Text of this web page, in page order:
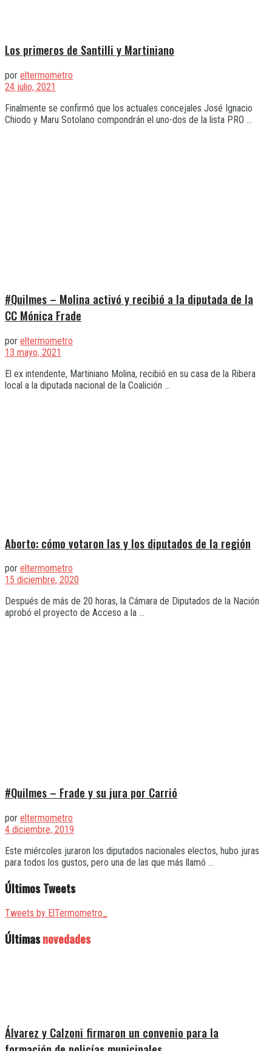
Los primeros de Santilli y Martiniano
por eltermometro
24 julio, 2021
Finalmente se confirmó que los actuales concejales José Ignacio
Chiodo y Maru Sotolano compondrán el uno-dos de la lista PRO ...
#Quilmes – Molina activó y recibió a la diputada de la
CC Mónica Frade
por eltermometro
13 mayo, 2021
El ex intendente, Martiniano Molina, recibió en su casa de la Ribera
local a la diputada nacional de la Coalición ...
Aborto: cómo votaron las y los diputados de la región
por eltermometro
15 diciembre, 2020
Después de más de 20 horas, la Cámara de Diputados de la Nación
aprobó el proyecto de Acceso a la ...
#Quilmes – Frade y su jura por Carrió
por eltermometro
4 diciembre, 2019
Este miércoles juraron los diputados nacionales electos, hubo juras
para todos los gustos, pero una de las que más llamó ...
Últimos Tweets
Tweets by ElTermometro_
Últimasnovedades
Álvarez y Calzoni firmaron un convenio para la